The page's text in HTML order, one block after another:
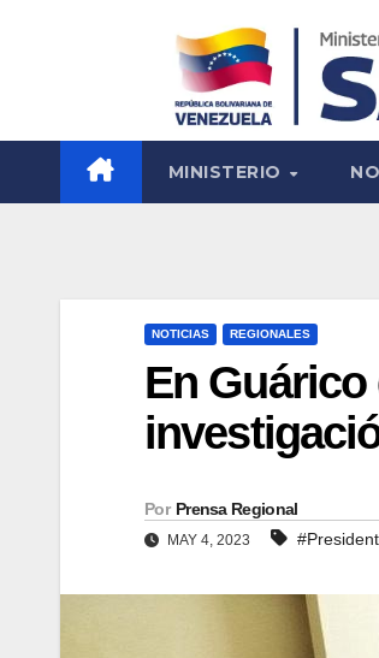
MINISTERIO
NOTICIAS REGIONALES
En
Por Prensa Regional
MAY 4, 2023